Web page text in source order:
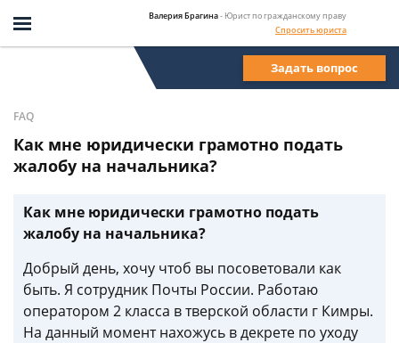
Валерия Брагина- Юрист по гражданскому праву
Спросить юриста
Задать вопрос
FAQ
Как мне юридически грамотно подать
жалобу на начальника?
Как мне юридически грамотно подать
жалобу на начальника?
Добрый день, хочу чтоб вы посоветовали как
быть. Я сотрудник Почты России. Работаю
оператором 2 класса в тверской области г Кимры.
На данный момент нахожусь в декрете по уходу